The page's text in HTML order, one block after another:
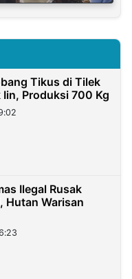
Tikus di Tilek
Produksi 700 Kg
Ilegal Rusak
Hutan Warisan